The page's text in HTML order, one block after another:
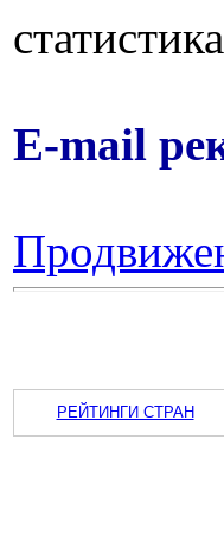
E-mail
РЕЙТИНГИ СТРАН